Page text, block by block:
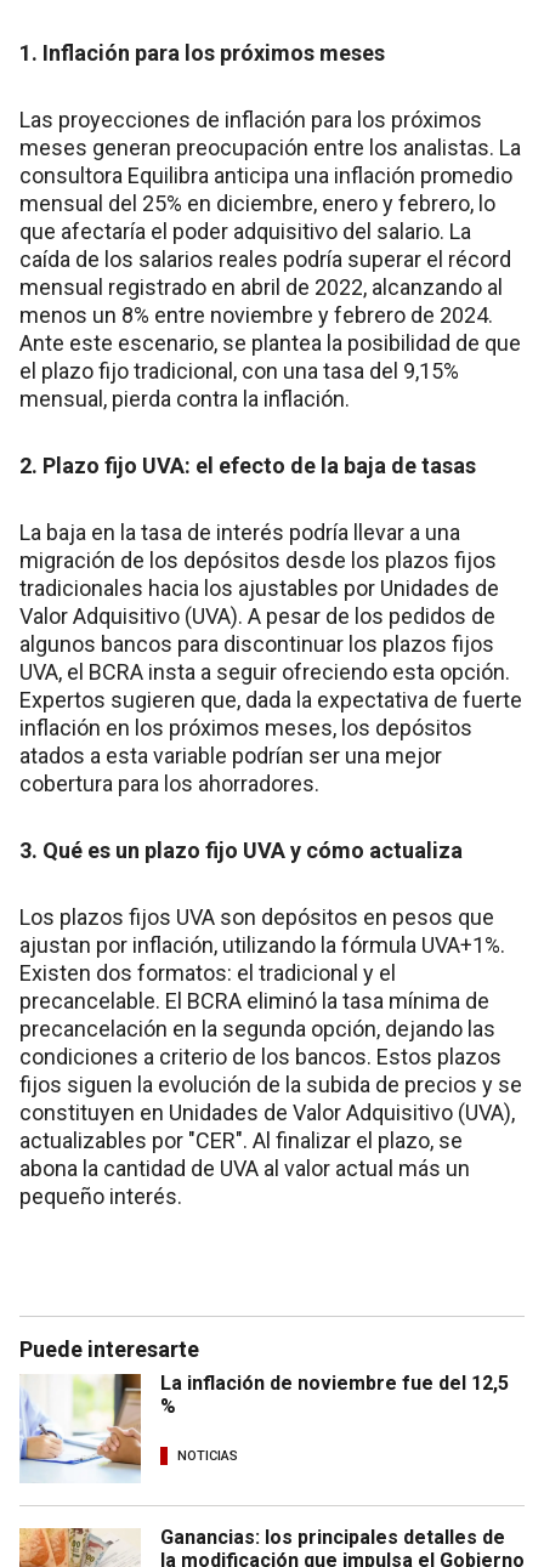
1. Inflación para los próximos meses
Las proyecciones de inflación para los próximos
meses generan preocupación entre los analistas. La
consultora Equilibra anticipa una inflación promedio
mensual del 25% en diciembre, enero y febrero, lo
que afectaría el poder adquisitivo del salario. La
caída de los salarios reales podría superar el récord
mensual registrado en abril de 2022, alcanzando al
menos un 8% entre noviembre y febrero de 2024.
Ante este escenario, se plantea la posibilidad de que
el plazo fijo tradicional, con una tasa del 9,15%
mensual, pierda contra la inflación.
2. Plazo fijo UVA: el efecto de la baja de tasas
La baja en la tasa de interés podría llevar a una
migración de los depósitos desde los plazos fijos
tradicionales hacia los ajustables por Unidades de
Valor Adquisitivo (UVA). A pesar de los pedidos de
algunos bancos para discontinuar los plazos fijos
UVA, el BCRA insta a seguir ofreciendo esta opción.
Expertos sugieren que, dada la expectativa de fuerte
inflación en los próximos meses, los depósitos
atados a esta variable podrían ser una mejor
cobertura para los ahorradores.
3. Qué es un plazo fijo UVA y cómo actualiza
Los plazos fijos UVA son depósitos en pesos que
ajustan por inflación, utilizando la fórmula UVA+1%.
Existen dos formatos: el tradicional y el
precancelable. El BCRA eliminó la tasa mínima de
precancelación en la segunda opción, dejando las
condiciones a criterio de los bancos. Estos plazos
fijos siguen la evolución de la subida de precios y se
constituyen en Unidades de Valor Adquisitivo (UVA),
actualizables por "CER". Al finalizar el plazo, se
abona la cantidad de UVA al valor actual más un
pequeño interés.
Puede interesarte
La inflación de noviembre fue del 12,5
%
NOTICIAS
Ganancias: los principales detalles de
la modificación que impulsa el Gobierno